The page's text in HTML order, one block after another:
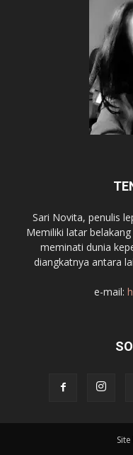
Sari Novita, penulis
Memiliki latar
meminati dunia
diangkatnya antara
e-mail: